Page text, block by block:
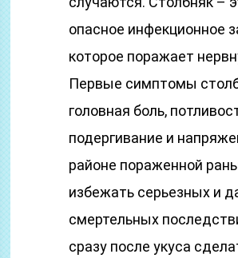
опасное инфекционное
которое поражает
Первые симптомы
головная боль,
подергивание и
районе пораженной
избежать серьезных и
смертельных
сразу после укуса